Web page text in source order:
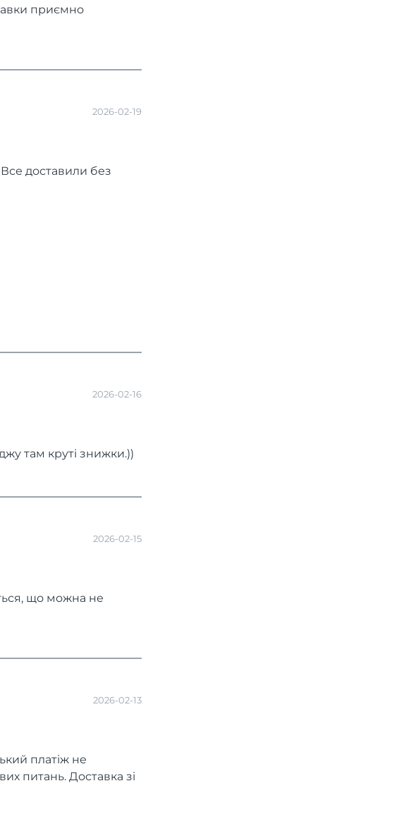
приємно
2026-02-19
доставили без
2026-02-16
там круті знижки.))
2026-02-15
що можна не
2026-02-13
платіж не
питань. Доставка зі